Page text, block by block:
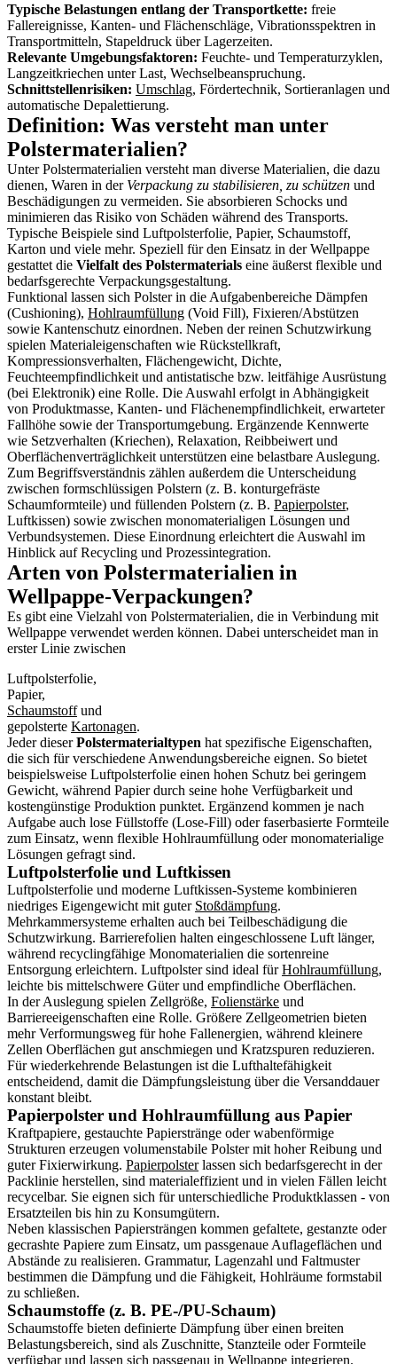
Typische Belastungen entlang der Transportkette: freie
Fallereignisse, Kanten- und Flächenschläge, Vibrationsspektren in
Transportmitteln, Stapeldruck über Lagerzeiten.
Relevante Umgebungsfaktoren: Feuchte- und Temperaturzyklen,
Langzeitkriechen unter Last, Wechselbeanspruchung.
Schnittstellenrisiken: Umschlag, Fördertechnik, Sortieranlagen und
automatische Depalettierung.
Definition: Was versteht man unter
Polstermaterialien?
Unter Polstermaterialien versteht man diverse Materialien, die dazu
dienen, Waren in der Verpackung zu stabilisieren, zu schützen und
Beschädigungen zu vermeiden. Sie absorbieren Schocks und
minimieren das Risiko von Schäden während des Transports.
Typische Beispiele sind Luftpolsterfolie, Papier, Schaumstoff,
Karton und viele mehr. Speziell für den Einsatz in der Wellpappe
gestattet die Vielfalt des Polstermaterials eine äußerst flexible und
bedarfsgerechte Verpackungsgestaltung.
Funktional lassen sich Polster in die Aufgabenbereiche Dämpfen
(Cushioning), Hohlraumfüllung (Void Fill), Fixieren/Abstützen
sowie Kantenschutz einordnen. Neben der reinen Schutzwirkung
spielen Materialeigenschaften wie Rückstellkraft,
Kompressionsverhalten, Flächengewicht, Dichte,
Feuchteempfindlichkeit und antistatische bzw. leitfähige Ausrüstung
(bei Elektronik) eine Rolle. Die Auswahl erfolgt in Abhängigkeit
von Produktmasse, Kanten- und Flächenempfindlichkeit, erwarteter
Fallhöhe sowie der Transportumgebung. Ergänzende Kennwerte
wie Setzverhalten (Kriechen), Relaxation, Reibbeiwert und
Oberflächenverträglichkeit unterstützen eine belastbare Auslegung.
Zum Begriffsverständnis zählen außerdem die Unterscheidung
zwischen formschlüssigen Polstern (z. B. konturgefräste
Schaumformteile) und füllenden Polstern (z. B. Papierpolster,
Luftkissen) sowie zwischen monomaterialigen Lösungen und
Verbundsystemen. Diese Einordnung erleichtert die Auswahl im
Hinblick auf Recycling und Prozessintegration.
Arten von Polstermaterialien in
Wellpappe-Verpackungen?
Es gibt eine Vielzahl von Polstermaterialien, die in Verbindung mit
Wellpappe verwendet werden können. Dabei unterscheidet man in
erster Linie zwischen
Luftpolsterfolie,
Papier,
Schaumstoffund
gepolsterte Kartonagen.
Jeder dieserPolstermaterialtypen hat spezifische Eigenschaften,
die sich für verschiedene Anwendungsbereiche eignen. So bietet
beispielsweise Luftpolsterfolie einen hohen Schutz bei geringem
Gewicht, während Papier durch seine hohe Verfügbarkeit und
kostengünstige Produktion punktet. Ergänzend kommen je nach
Aufgabe auch lose Füllstoffe (Lose-Fill) oder faserbasierte Formteile
zum Einsatz, wenn flexible Hohlraumfüllung oder monomaterialige
Lösungen gefragt sind.
Luftpolsterfolie und Luftkissen
Luftpolsterfolie und moderne Luftkissen-Systeme kombinieren
niedriges Eigengewicht mit guter Stoßdämpfung.
Mehrkammersysteme erhalten auch bei Teilbeschädigung die
Schutzwirkung. Barrierefolien halten eingeschlossene Luft länger,
während recyclingfähige Monomaterialien die sortenreine
Entsorgung erleichtern. Luftpolster sind ideal fürHohlraumfüllung,
leichte bis mittelschwere Güter und empfindliche Oberflächen.
In der Auslegung spielen Zellgröße, Folienstärke und
Barriereeigenschaften eine Rolle. Größere Zellgeometrien bieten
mehr Verformungsweg für hohe Fallenergien, während kleinere
Zellen Oberflächen gut anschmiegen und Kratzspuren reduzieren.
Für wiederkehrende Belastungen ist die Lufthaltefähigkeit
entscheidend, damit die Dämpfungsleistung über die Versanddauer
konstant bleibt.
Papierpolster und Hohlraumfüllung aus Papier
Kraftpapiere, gestauchte Papierstränge oder wabenförmige
Strukturen erzeugen volumenstabile Polster mit hoher Reibung und
guter Fixierwirkung. Papierpolsterlassen sich bedarfsgerecht in der
Packlinie herstellen, sind materialeffizient und in vielen Fällen leicht
recycelbar. Sie eignen sich für unterschiedliche Produktklassen - von
Ersatzteilen bis hin zu Konsumgütern.
Neben klassischen Papiersträngen kommen gefaltete, gestanzte oder
gecrashte Papiere zum Einsatz, um passgenaue Auflageflächen und
Abstände zu realisieren. Grammatur, Lagenzahl und Faltmuster
bestimmen die Dämpfung und die Fähigkeit, Hohlräume formstabil
zu schließen.
Schaumstoffe (z. B. PE-/PU-Schaum)
Schaumstoffe bieten definierte Dämpfung über einen breiten
Belastungsbereich, sind als Zuschnitte, Stanzteile oder Formteile
verfügbar und lassen sich passgenau in Wellpappe integrieren.